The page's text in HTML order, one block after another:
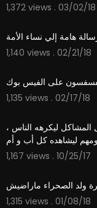
1,372 views . 03/02/18
هامة إلي نساء الأمة
1,140 views . 02/21/18
على الفيس بوك
1,135 views . 02/17/18
ليكرهه الناس ،
ليشاهده كل أب و أم
1,167 views . 10/25/17
ولد الصحراء ماراضيش
1,315 views . 01/08/18